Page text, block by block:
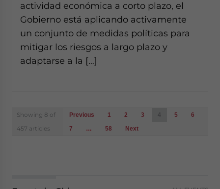
actividad económica a corto plazo, el
Gobierno está aplicando activamente
un conjunto de medidas políticas para
mitigar los riesgos a largo plazo y
adaptarse a la […]
Showing 8 of
457 articles
Posts
navigation
Previous 1 2 3 4 5
6
7
… 58 Next